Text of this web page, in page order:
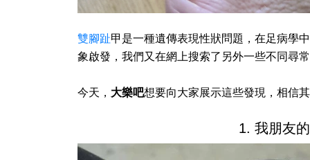
雙腳趾甲是一種遺傳表現性狀問題，在足病學
象啟發，我們又在網上搜索了另外一些不同尋
今天， 大樂吧想要向大家展示這些發現，相信
1. 我朋友